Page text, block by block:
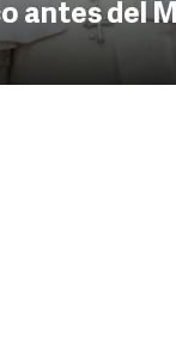
antes del